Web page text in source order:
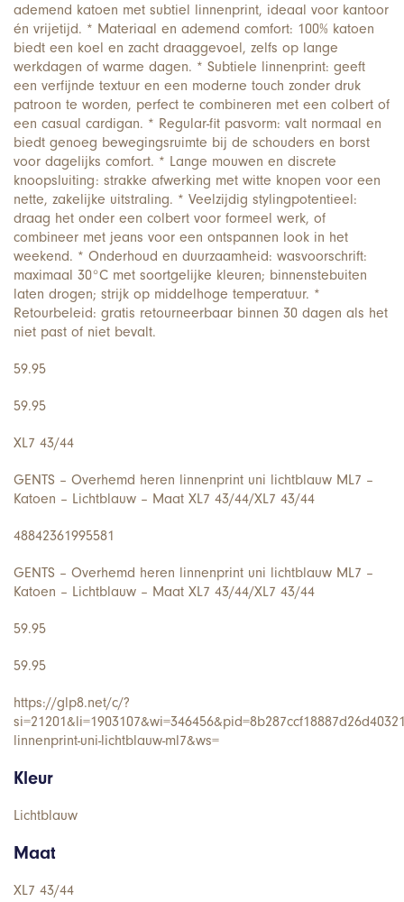
ademend katoen met subtiel linnenprint, ideaal voor kantoor
én vrijetijd. * Materiaal en ademend comfort: 100% katoen
biedt een koel en zacht draaggevoel, zelfs op lange
werkdagen of warme dagen. * Subtiele linnenprint: geeft
een verfijnde textuur en een moderne touch zonder druk
patroon te worden, perfect te combineren met een colbert of
een casual cardigan. * Regular-fit pasvorm: valt normaal en
biedt genoeg bewegingsruimte bij de schouders en borst
voor dagelijks comfort. * Lange mouwen en discrete
knoopsluiting: strakke afwerking met witte knopen voor een
nette, zakelijke uitstraling. * Veelzijdig stylingpotentieel:
draag het onder een colbert voor formeel werk, of
combineer met jeans voor een ontspannen look in het
weekend. * Onderhoud en duurzaamheid: wasvoorschrift:
maximaal 30°C met soortgelijke kleuren; binnenstebuiten
laten drogen; strijk op middelhoge temperatuur. *
Retourbeleid: gratis retourneerbaar binnen 30 dagen als het
niet past of niet bevalt.
59.95
59.95
XL7 43/44
GENTS – Overhemd heren linnenprint uni lichtblauw ML7 –
Katoen – Lichtblauw – Maat XL7 43/44/XL7 43/44
48842361995581
GENTS – Overhemd heren linnenprint uni lichtblauw ML7 –
Katoen – Lichtblauw – Maat XL7 43/44/XL7 43/44
59.95
59.95
https://glp8.net/c/?
linnenprint-uni-lichtblauw-ml7&ws=
Kleur
Lichtblauw
Maat
XL7 43/44